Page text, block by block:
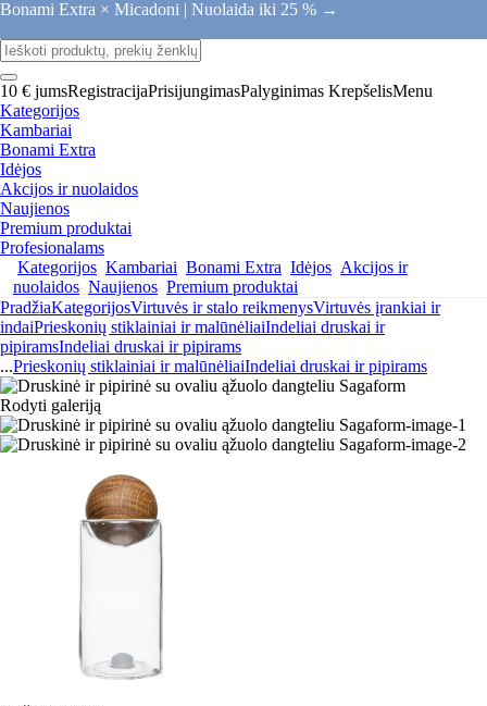
Bonami Extra × Micadoni | Nuolaida iki 25 % →
10 € jumsRegistracijaPrisijungimasPalyginimas KrepšelisMenu
Kategorijos
Kambariai
Bonami Extra
Idėjos
Akcijos ir nuolaidos
Naujienos
Premium produktai
Profesionalams
Kategorijos Kambariai Bonami Extra Idėjos Akcijos ir
nuolaidos Naujienos Premium produktai
PradžiaKategorijosVirtuvės ir stalo reikmenysVirtuvės įrankiai ir
indaiPrieskonių stiklainiai ir malūnėliaiIndeliai druskai ir
pipiramsIndeliai druskai ir pipirams
...Prieskonių stiklainiai ir malūnėliaiIndeliai druskai ir pipirams
Rodyti galeriją